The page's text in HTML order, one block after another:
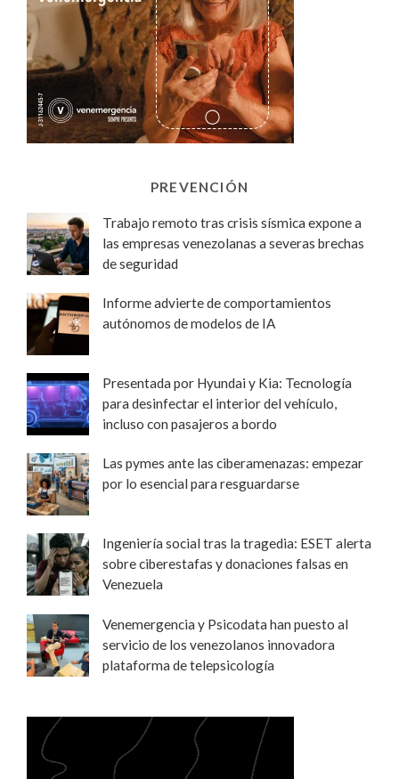
PREVENCIÓN
Trabajo remoto tras crisis sísmica expone a
las empresas venezolanas a severas brechas
de seguridad
Informe advierte de comportamientos
autónomos de modelos de IA
Presentada por Hyundai y Kia: Tecnología
para desinfectar el interior del vehículo,
incluso con pasajeros a bordo
Las pymes ante las ciberamenazas: empezar
por lo esencial para resguardarse
Ingeniería social tras la tragedia: ESET alerta
sobre ciberestafas y donaciones falsas en
Venezuela
Venemergencia y Psicodata han puesto al
servicio de los venezolanos innovadora
plataforma de telepsicología